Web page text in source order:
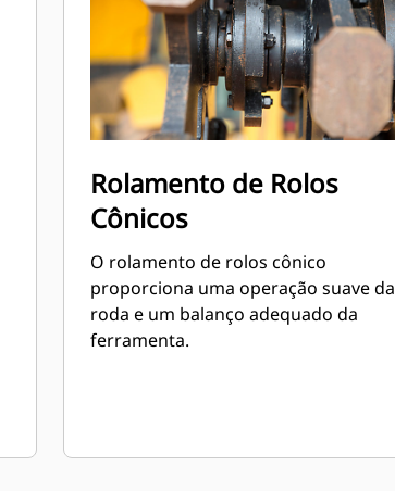
Rolamento de Rolos
Cônicos
O rolamento de rolos cônico
proporciona uma operação suave da
roda e um balanço adequado da
ferramenta.